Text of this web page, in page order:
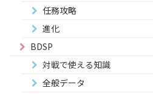
任務攻略
進化
BDSP
対戦で使える知識
全般データ